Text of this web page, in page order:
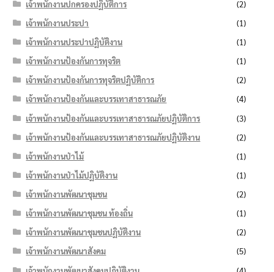
เจ้าพนักงานปกครองปฏิบัติการ
(2)
เจ้าพนักงานประปา
(1)
เจ้าพนักงานประปาปฏิบัติงาน
(1)
เจ้าพนักงานป้องกันการทุจริต
(1)
เจ้าพนักงานป้องกันการทุจริตปฏิบัติการ
(2)
เจ้าพนักงานป้องกันและบรรเทาสาธารณภัย
(4)
เจ้าพนักงานป้องกันและบรรเทาสาธารณภัยปฏิบัติการ
(3)
เจ้าพนักงานป้องกันและบรรเทาสาธารณภัยปฏิบัติงาน
(2)
เจ้าพนักงานป่าไม้
(1)
เจ้าพนักงานป่าไม้ปฏิบัติงาน
(1)
เจ้าพนักงานพัฒนาชุมชน
(2)
เจ้าพนักงานพัฒนาชุมชน ท้องถิ่น
(1)
เจ้าพนักงานพัฒนาชุมชนปฏิบัติงาน
(2)
เจ้าพนักงานพัฒนาสังคม
(5)